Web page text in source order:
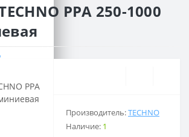
PPA 250-1000
Производитель:TECHNO
Наличие: 1